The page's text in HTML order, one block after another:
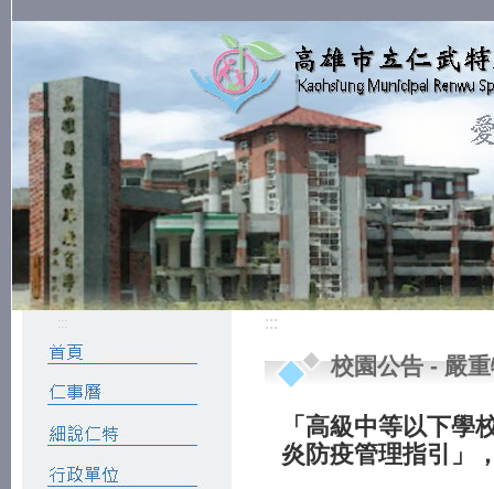
::: :::
校園公告-嚴
「高級中等以下學
炎防疫管理指引」